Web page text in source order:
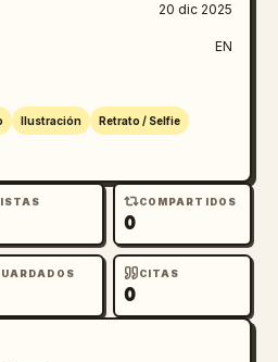
20 dic 2025
EN
Ilustración Retrato / Selfie
COMPARTIDOS
0
CITAS
0